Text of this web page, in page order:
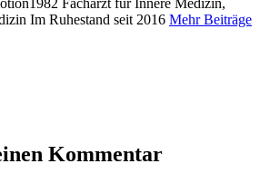
Im Ruhestand seit 2016 Mehr Beiträge
Kommentar